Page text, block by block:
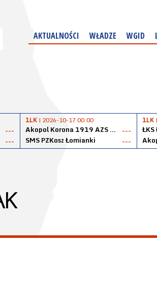
AKTUALNOŚCI WŁADZE WGID
---
---
1LK | 2026-10-17 00:00
Akopol Korona 1919 AZS PK Kraków
---
SMS PZKosz Łomianki
---
1LK
ŁKS